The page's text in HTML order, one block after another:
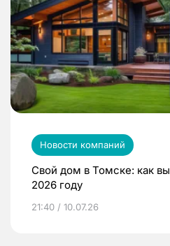
Новости компаний
Свой дом в Томске: как
2026 году
21:40 / 10.07.26